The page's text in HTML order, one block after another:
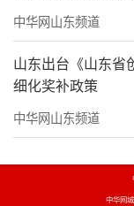
中华网山东频道
山东出台《山东省
细化奖补政策
中华网山东频道
中华网